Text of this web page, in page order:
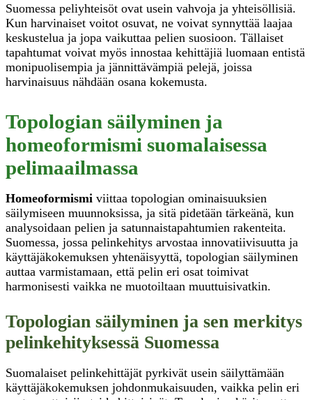
Suomessa peliyhteisöt ovat usein vahvoja ja yhteisöllisiä.
Kun harvinaiset voitot osuvat, ne voivat synnyttää laajaa
keskustelua ja jopa vaikuttaa pelien suosioon. Tällaiset
tapahtumat voivat myös innostaa kehittäjiä luomaan entistä
monipuolisempia ja jännittävämpiä pelejä, joissa
harvinaisuus nähdään osana kokemusta.
Topologian säilyminen ja
homeoformismi suomalaisessa
pelimaailmassa
Homeoformismi viittaa topologian ominaisuuksien
säilymiseen muunnoksissa, ja sitä pidetään tärkeänä, kun
analysoidaan pelien ja satunnaistapahtumien rakenteita.
Suomessa, jossa pelinkehitys arvostaa innovatiivisuutta ja
käyttäjäkokemuksen yhtenäisyyttä, topologian säilyminen
auttaa varmistamaan, että pelin eri osat toimivat
harmonisesti vaikka ne muotoiltaan muuttuisivatkin.
Topologian säilyminen ja sen merkitys
pelinkehityksessä Suomessa
Suomalaiset pelinkehittäjät pyrkivät usein säilyttämään
käyttäjäkokemuksen johdonmukaisuuden, vaikka pelin eri